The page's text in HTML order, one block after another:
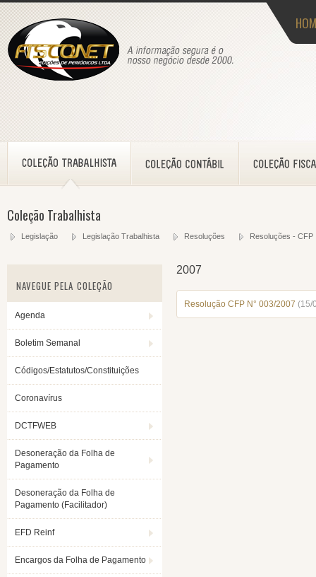
Coleção Trabalhista
Legislação Legislação Trabalhista Resoluções Resoluções - CFP
NAVEGUE PELA COLEÇÃO
Agenda
Boletim Semanal
Códigos/Estatutos/Constituições
Coronavírus
DCTFWEB
Desoneração da Folha de
Pagamento
Desoneração da Folha de
Pagamento (Facilitador)
EFD Reinf
Encargos da Folha de Pagamento
2007
Resolução CFP N° 003/2007 (15/